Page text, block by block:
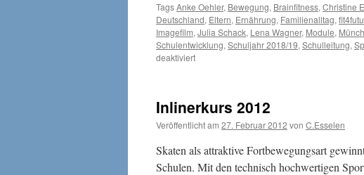
TagsAnke Oehler, Bewegung, Brainfitness, Christine
Deutschland, Eltern, Ernährung, Familienalltag,
Imagefilm, Julia Schack, Lena Wagner, Module,
Schulentwicklung, Schuljahr 2018/19, Schulleitung,
deaktiviertfür
Inlinerkurs 2012
Veröffentlicht am 27. Februar 2012 von C.Esselen
Skaten als attraktive Fortbewegungsart
Schulen. Mit den technisch hochwertigen